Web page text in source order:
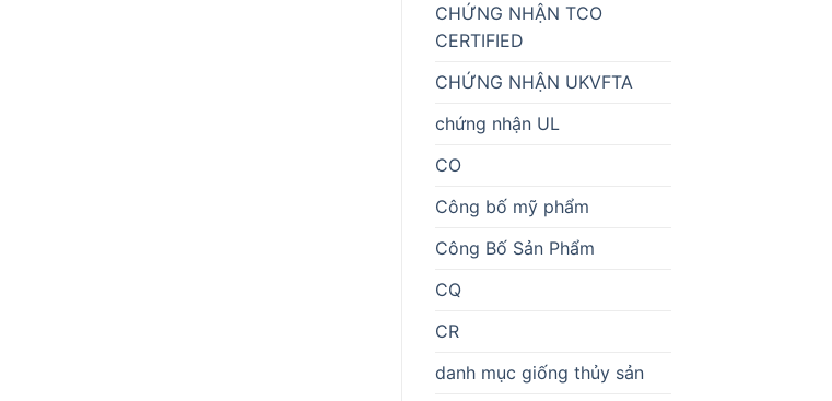
CHỨNG NHẬN TCO
CERTIFIED
CHỨNG NHẬN UKVFTA
chứng nhận UL
CO
Công bố mỹ phẩm
Công Bố Sản Phẩm
CQ
CR
danh mục giống thủy sản